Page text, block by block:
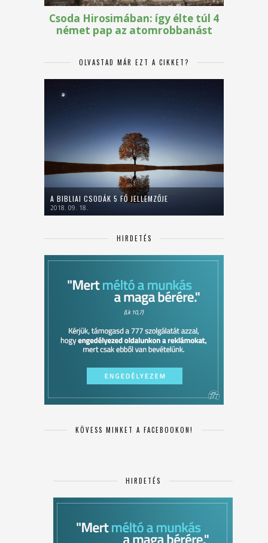
OLVASTAD MÁR EZT A CIKKET?
A BIBLIAI CSODÁK 5 FŐ JELLEMZŐJE
2018. 09. 18.
HIRDETÉS
KÖVESS MINKET A FACEBOOKON!
HIRDETÉS